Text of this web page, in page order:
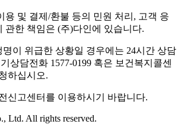
용 및 결제/환불 등의 민원 처리, 고객 응
관한 책임은 (주)다인에 있습니다.
이 위급한 상황일 경우에는 24시간 상담
상담전화 1577-0199 혹은 보건복지콜센
하십시오.
신고센터를 이용하시기 바랍니다.
Ltd. All rights reserved.